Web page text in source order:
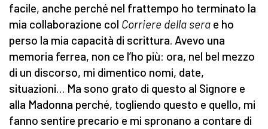
facile, anche perché nel frattempo ho terminato la
mia collaborazione col Corriere della sera e ho
perso la mia capacità di scrittura. Avevo una
memoria ferrea, non ce l’ho più: ora, nel bel mezzo
di un discorso, mi dimentico nomi, date,
situazioni… Ma sono grato di questo al Signore e
alla Madonna perché, togliendo questo e quello, mi
fanno sentire precario e mi spronano a contare di